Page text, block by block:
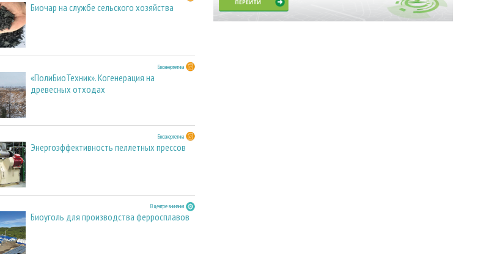
Биочар на службе сельского хозяйства
Биоэнергетика
«ПолиБиоТехник». Когенерация на
древесных отходах
Биоэнергетика
Энергоэффективность пеллетных прессов
В центре внимания
Биоуголь для производства ферросплавов